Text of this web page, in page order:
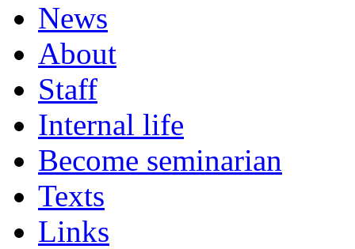
News
About
Staff
Internal life
Become seminarian
Texts
Links